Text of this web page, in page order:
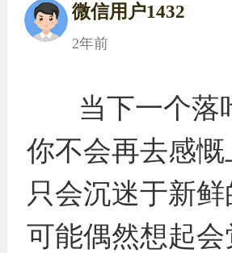
微信用户1432
2年前
当下一个落
你不会再去感
只会沉迷于新鲜
可能偶然想起